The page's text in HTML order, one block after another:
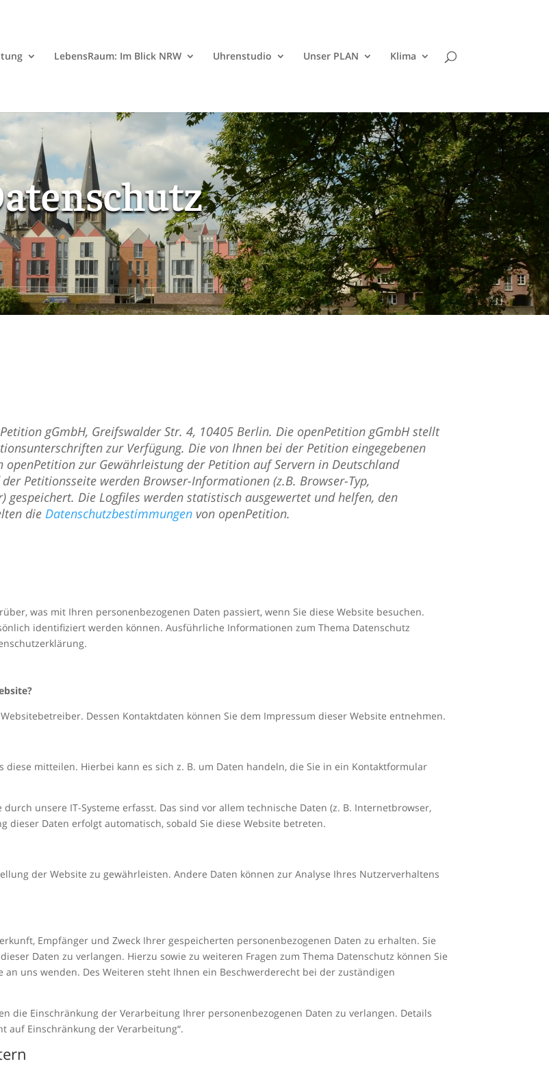
LebensRaum: Im Blick NRW Uhrenstudio Unser PLAN Klima
gGmbH, Greifswalder Str. 4, 10405 Berlin. Die openPetition gGmbH stellt
zur Verfügung. Die von Ihnen bei der Petition eingegebenen
openPetition zur Gewährleistung der Petition auf Servern in Deutschland
Petitionsseite werden Browser-Informationen (z.B. Browser-Typ,
gespeichert. Die Logfiles werden statistisch ausgewertet und helfen, den
die Datenschutzbestimmungen von openPetition.
was mit Ihren personenbezogenen Daten passiert, wenn Sie diese Website besuchen.
identifiziert werden können. Ausführliche Informationen zum Thema Datenschutz
Dessen Kontaktdaten können Sie dem Impressum dieser Website entnehmen.
mitteilen. Hierbei kann es sich z. B. um Daten handeln, die Sie in ein Kontaktformular
unsere IT-Systeme erfasst. Das sind vor allem technische Daten (z. B. Internetbrowser,
dieser Daten erfolgt automatisch, sobald Sie diese Website betreten.
der Website zu gewährleisten. Andere Daten können zur Analyse Ihres Nutzerverhaltens
Empfänger und Zweck Ihrer gespeicherten personenbezogenen Daten zu erhalten. Sie
Daten zu verlangen. Hierzu sowie zu weiteren Fragen zum Thema Datenschutz können Sie
uns wenden. Des Weiteren steht Ihnen ein Beschwerderecht bei der zuständigen
die Einschränkung der Verarbeitung Ihrer personenbezogenen Daten zu verlangen. Details
auf Einschränkung der Verarbeitung“.